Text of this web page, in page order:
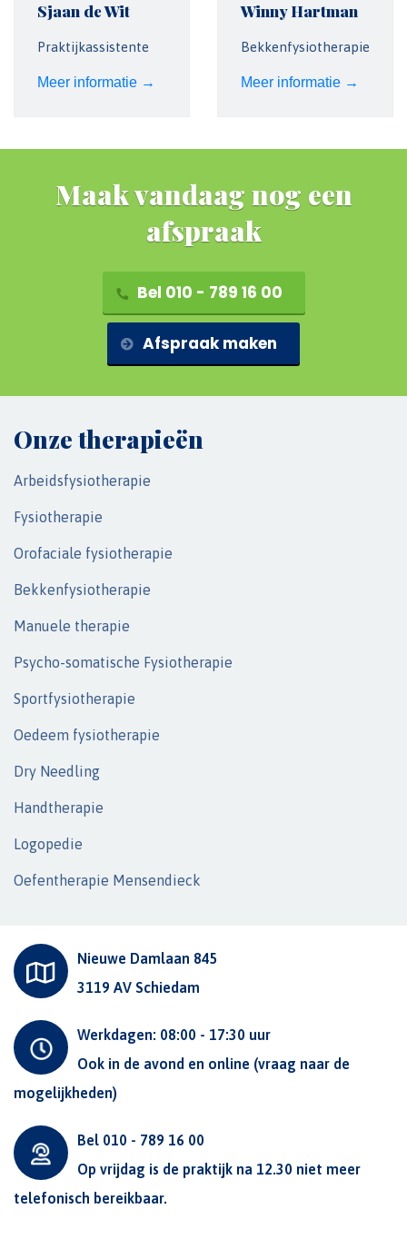
Sjaan de Wit
Praktijkassistente
Meer informatie →
Winny Hartman
Bekkenfysiotherapie
Meer informatie →
Maak vandaag nog een
afspraak
Bel 010 - 789 16 00
Afspraak maken
Onze therapieën
Arbeidsfysiotherapie
Fysiotherapie
Orofaciale fysiotherapie
Bekkenfysiotherapie
Manuele therapie
Psycho-somatische Fysiotherapie
Sportfysiotherapie
Oedeem fysiotherapie
Dry Needling
Handtherapie
Logopedie
Oefentherapie Mensendieck
Nieuwe Damlaan 845
3119 AV Schiedam
Werkdagen: 08:00 - 17:30 uur
Ook in de avond en online (vraag naar de
mogelijkheden)
Bel 010 - 789 16 00
Op vrijdag is de praktijk na 12.30 niet meer
telefonisch bereikbaar.